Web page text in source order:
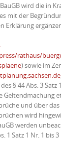
wird die in
mit der
Erklärung
rathaus/
) sowie im
§ 44 Abs. 3 Satz
Geltendmachung
und über
wird
werden
1 Satz 1 Nr. 1 bis